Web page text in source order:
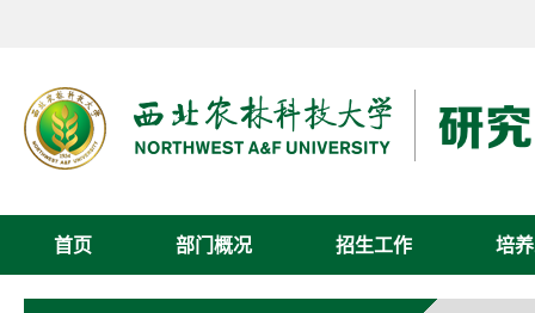
首页 部门概况 招生工作 培